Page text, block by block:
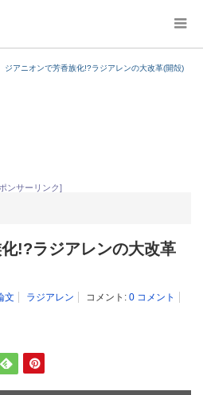
ジアニオンで芳香族化!?ラジアレンの大改革(開殻)
ンサーリンク]
!?ラジアレンの大改革
文 ラジアレン コメント: 0 コメント